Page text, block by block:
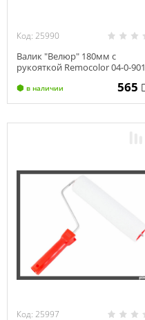
Код: 25990
Валик "Велюр" 180мм с
рукояткой Remocolor 04-0-901
в наличии 565
Код: 25997